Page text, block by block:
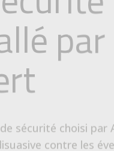
contre les
que ce soit pour les
d'alerte empêchent
de vol de se
l'alarme vous
de sécurité que
de vous